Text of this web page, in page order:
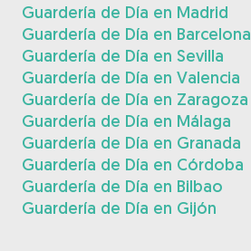
Guardería de Día en Madrid
Guardería de Día en Barcelona
Guardería de Día en Sevilla
Guardería de Día en Valencia
Guardería de Día en Zaragoza
Guardería de Día en Málaga
Guardería de Día en Granada
Guardería de Día en Córdoba
Guardería de Día en Bilbao
Guardería de Día en Gijón